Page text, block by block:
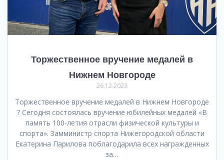
Торжественное вручение медалей в
Нижнем Новгороде
26.12.2023
Торжественное вручение медалей в Нижнем Новгороде
? Сегодня состоялась вручение юбилейных медалей «В
память 100-летия отрасли физической культуры и
спорта». Замминистр спорта Нижегородской области
Екатерина Парилова поблагодарила всех награжденных
за…